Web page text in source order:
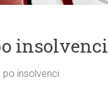
insolvenci
po insolvenci